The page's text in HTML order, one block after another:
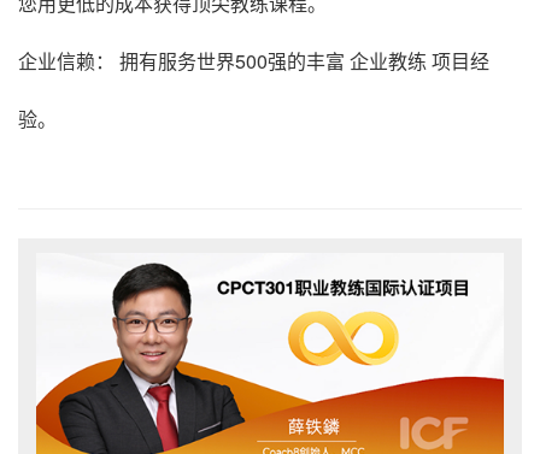
企业信赖： 拥有服务世界500强的丰富 企业教练 项目经
验。